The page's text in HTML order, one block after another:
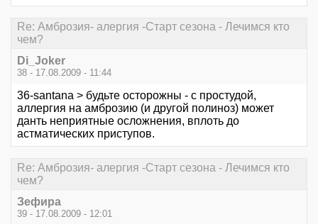
Re: Амброзия- алергия -Старт сезона - Лечимся кто
чем?
Di_Joker
38 - 17.08.2009 - 11:44
36-santana > будьте осторожны - с простудой,
аллергия на амброзию (и другой полиноз) может
данть неприятные осложнения, вплоть до
астматических приступов.
Re: Амброзия- алергия -Старт сезона - Лечимся кто
чем?
Зефира
39 - 17.08.2009 - 12:01